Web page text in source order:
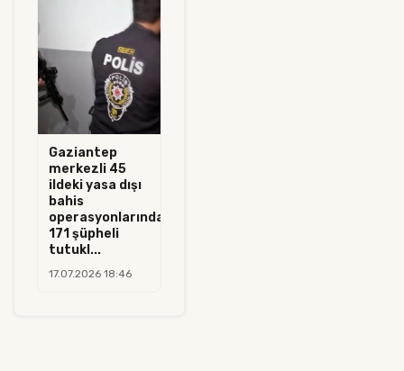
Gaziantep
merkezli 45
ildeki yasa dışı
bahis
operasyonlarında
171 şüpheli
tutukl...
17.07.2026 18:46